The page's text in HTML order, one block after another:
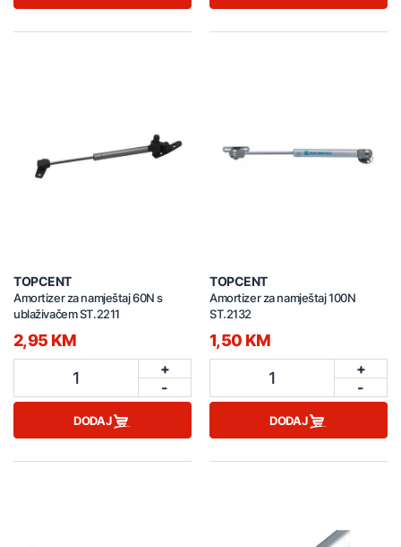
TOPCENT
Amortizer za namještaj 60N s
ublaživačem ST.2211
2,95 KM
1
+
-
DODAJ
TOPCENT
Amortizer za namještaj 100N
ST.2132
1,50 KM
1
+
-
DODAJ